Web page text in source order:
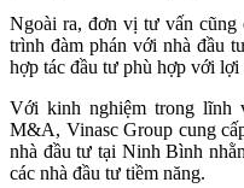
Ngoài ra, đơn vị tư vấn cũng
trình đàm phán với nhà đầu
hợp tác đầu tư phù hợp với lợi
Với kinh nghiệm trong lĩnh
M&A, Vinasc Group cung
nhà đầu tư tại Ninh Bình
các nhà đầu tư tiềm năng.